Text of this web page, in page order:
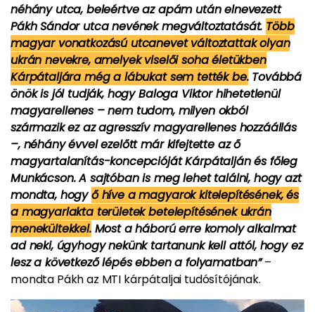
néhány utca, beleértve az apám után elnevezett
Pákh Sándor utca nevének megváltoztatását. Több
magyar vonatkozású utcanevet változtattak olyan
ukrán nevekre, amelyek viselői soha életükben
Kárpátaljára még a lábukat sem tették be.Továbbá
önök is jól tudják, hogy Baloga Viktor hihetetlenül
magyarellenes – nem tudom, milyen okból
származik ez az agresszív magyarellenes hozzáállás
–, néhány évvel ezelőtt már kifejtette az ő
magyartalanítás-koncepcióját Kárpátalján és főleg
Munkácson. A sajtóban is meg lehet találni, hogy azt
mondta, hogyő híve a magyarok kitelepítésének, és
a magyarlakta területek betelepítésének ukrán
menekültekkel.Most a háború erre komoly alkalmat
ad neki, úgyhogy nekünk tartanunk kell attól, hogy ez
lesz a következő lépés ebben a folyamatban”–
mondta Pákh az MTI kárpátaljai tudósítójának.